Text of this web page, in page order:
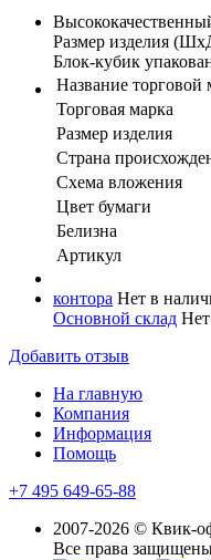
Размер изделия
Блок-кубик
Название торговой
Торговая марка
Размер изделия
Страна
Схема вложения
Цвет бумаги
Белизна
Артикул
контора Нет в
Основной склад
Добавить отзыв
На главную
Компания
Информация
Помощь
+7 495 649-65-88
2007-2026 © Квик-
Все права